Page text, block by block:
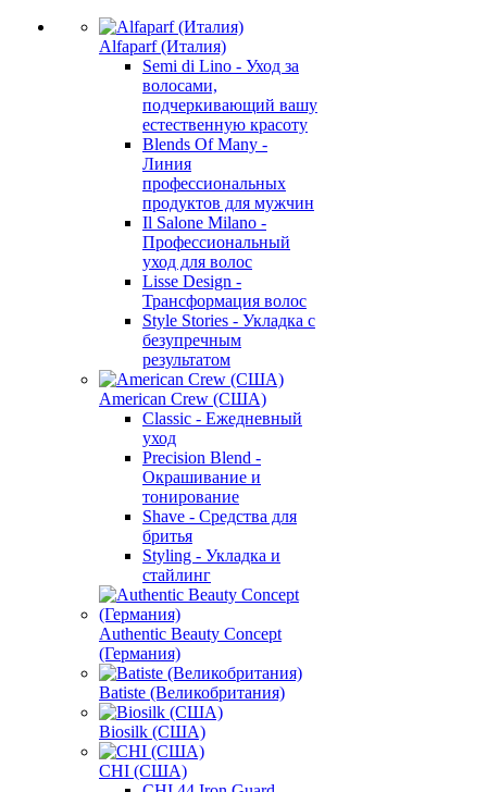
Alfaparf (Италия)
Semi di Lino - Уход за
волосами,
подчеркивающий вашу
естественную красоту
Blends Of Many -
Линия
профессиональных
продуктов для мужчин
Il Salone Milano -
Профессиональный
уход для волос
Lisse Design -
Трансформация волос
Style Stories - Укладка с
безупречным
результатом
American Crew (США)
Classic - Ежедневный
уход
Precision Blend -
Окрашивание и
тонирование
Shave - Средства для
бритья
Styling - Укладка и
стайлинг
Authentic Beauty Concept
(Германия)
Batiste (Великобритания)
Biosilk (США)
CHI (США)